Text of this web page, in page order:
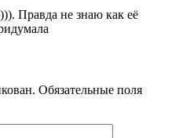
Правда не знаю как её
Обязательные поля